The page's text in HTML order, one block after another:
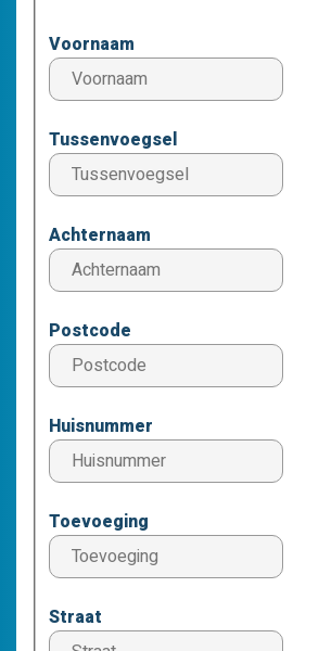
Voornaam
Tussenvoegsel
Achternaam
Postcode
Huisnummer
Toevoeging
Straat